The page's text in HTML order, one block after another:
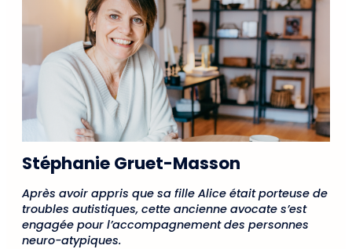
Stéphanie Gruet-Masson
Après avoir appris que sa fille Alice était porteuse de
troubles autistiques, cette ancienne avocate s’est
engagée pour l’accompagnement des personnes
neuro-atypiques.